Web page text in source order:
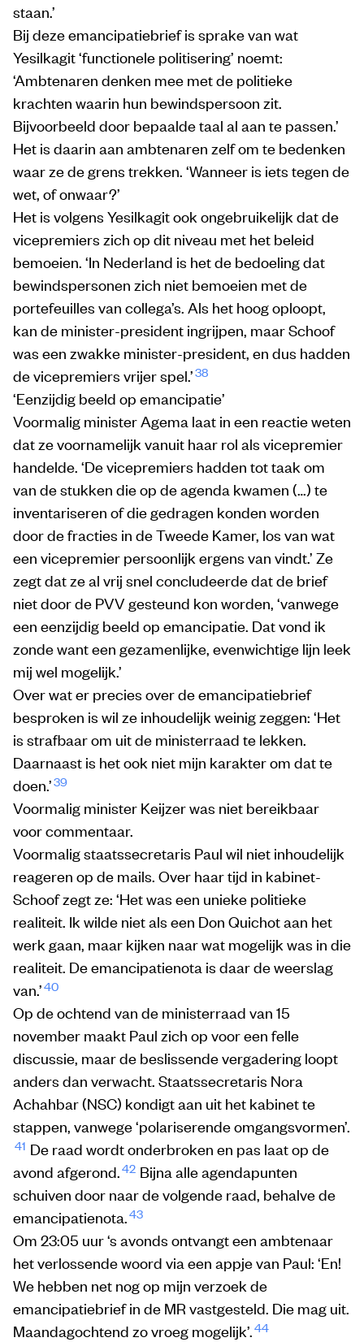
staan.’
Bij deze emancipatiebrief is sprake van wat
Yesilkagit ‘functionele politisering’ noemt:
‘Ambtenaren denken mee met de politieke
krachten waarin hun bewindspersoon zit.
Bijvoorbeeld door bepaalde taal al aan te passen.’
Het is daarin aan ambtenaren zelf om te bedenken
waar ze de grens trekken. ‘Wanneer is iets tegen de
wet, of onwaar?’
Het is volgens Yesilkagit ook ongebruikelijk dat de
vicepremiers zich op dit niveau met het beleid
bemoeien. ‘In Nederland is het de bedoeling dat
bewindspersonen zich niet bemoeien met de
portefeuilles van collega’s. Als het hoog oploopt,
kan de minister-president ingrijpen, maar Schoof
was een zwakke minister-president, en dus hadden
de vicepremiers vrijer spel.’38
‘Eenzijdig beeld op emancipatie’
Voormalig minister Agema laat in een reactie weten
dat ze voornamelijk vanuit haar rol als vicepremier
handelde. ‘De vicepremiers hadden tot taak om
van de stukken die op de agenda kwamen (…) te
inventariseren of die gedragen konden worden
door de fracties in de Tweede Kamer, los van wat
een vicepremier persoonlijk ergens van vindt.’ Ze
zegt dat ze al vrij snel concludeerde dat de brief
niet door de PVV gesteund kon worden, ‘vanwege
een eenzijdig beeld op emancipatie. Dat vond ik
zonde want een gezamenlijke, evenwichtige lijn leek
mij wel mogelijk.’
Over wat er precies over de emancipatiebrief
besproken is wil ze inhoudelijk weinig zeggen: ‘Het
is strafbaar om uit de ministerraad te lekken.
Daarnaast is het ook niet mijn karakter om dat te
doen.’39
Voormalig minister Keijzer was niet bereikbaar
voor commentaar.
Voormalig staatssecretaris Paul wil niet inhoudelijk
reageren op de mails. Over haar tijd in kabinet-
Schoof zegt ze: ‘Het was een unieke politieke
realiteit. Ik wilde niet als een Don Quichot aan het
werk gaan, maar kijken naar wat mogelijk was in die
realiteit. De emancipatienota is daar de weerslag
van.’40
Op de ochtend van de ministerraad van 15
november maakt Paul zich op voor een felle
discussie, maar de beslissende vergadering loopt
anders dan verwacht. Staatssecretaris Nora
Achahbar (NSC) kondigt aan uit het kabinet te
stappen, vanwege ‘polariserende omgangsvormen’.
41 De raad wordt onderbroken en pas laat op de
avond afgerond.42 Bijna alle agendapunten
schuiven door naar de volgende raad, behalve de
emancipatienota.43
Om 23:05 uur ‘s avonds ontvangt een ambtenaar
het verlossende woord via een appje van Paul: ‘En!
We hebben net nog op mijn verzoek de
emancipatiebrief in de MR vastgesteld. Die mag uit.
Maandagochtend zo vroeg mogelijk’.44